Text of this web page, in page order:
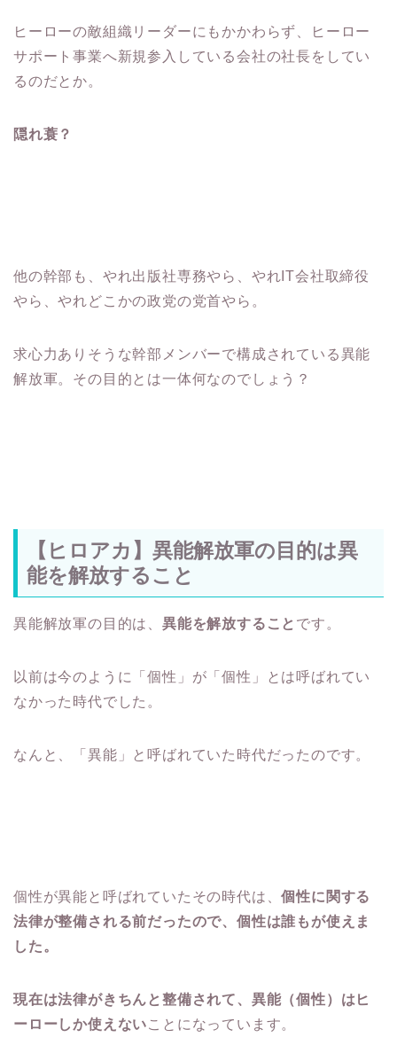
ヒーローの敵組織リーダーにもかかわらず、ヒーロー
サポート事業へ新規参入している会社の社長をしてい
るのだとか。
隠れ蓑？
他の幹部も、やれ出版社専務やら、やれIT会社取締役
やら、やれどこかの政党の党首やら。
求心力ありそうな幹部メンバーで構成されている異能
解放軍。その目的とは一体何なのでしょう？
【ヒロアカ】異能解放軍の目的は異
能を解放すること
異能解放軍の目的は、 異能を解放すること です。
以前は今のように「個性」が「個性」とは呼ばれてい
なかった時代でした。
なんと、「異能」と呼ばれていた時代だったのです。
個性が異能と呼ばれていたその時代は、個性に関する
法律が整備される前だったので、個性は誰もが使えま
した。
現在は法律がきちんと整備されて、異能（個性）はヒ
ーローしか使えないことになっています。